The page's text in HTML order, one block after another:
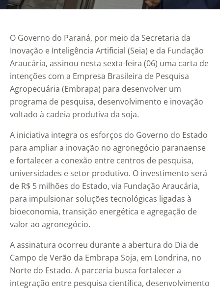
O Governo do Paraná, por meio da Secretaria da
Inovação e Inteligência Artificial (Seia) e da Fundação
Araucária, assinou nesta sexta-feira (06) uma carta de
intenções com a Empresa Brasileira de Pesquisa
Agropecuária (Embrapa) para desenvolver um
programa de pesquisa, desenvolvimento e inovação
voltado à cadeia produtiva da soja.
A iniciativa integra os esforços do Governo do Estado
para ampliar a inovação no agronegócio paranaense
e fortalecer a conexão entre centros de pesquisa,
universidades e setor produtivo. O investimento será
de R$ 5 milhões do Estado, via Fundação Araucária,
para impulsionar soluções tecnológicas ligadas à
bioeconomia, transição energética e agregação de
valor ao agronegócio.
A assinatura ocorreu durante a abertura do Dia de
Campo de Verão da Embrapa Soja, em Londrina, no
Norte do Estado. A parceria busca fortalecer a
integração entre pesquisa científica, desenvolvimento